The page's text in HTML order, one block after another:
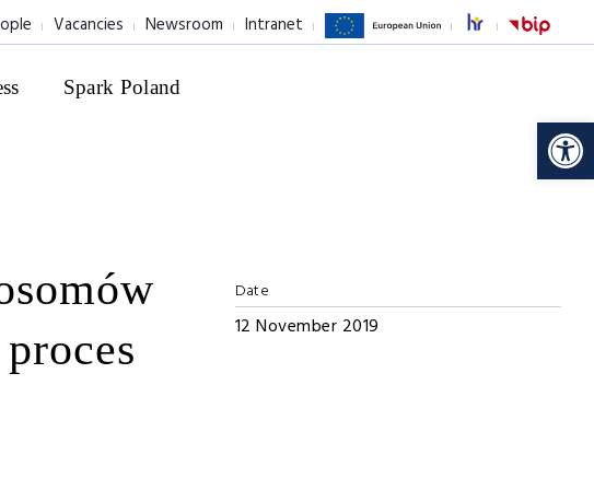
Vacancies Newsroom Intranet
Spark Poland
Date
12 November 2019